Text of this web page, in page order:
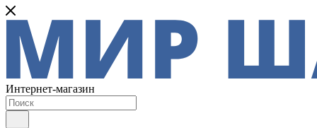
Интернет-магазин